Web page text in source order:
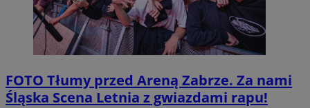
FOTO Tłumy przed Areną Zabrze. Za nami
Śląska Scena Letnia z gwiazdami rapu!